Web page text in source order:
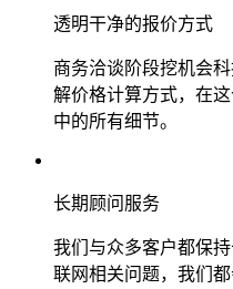
透明干净的报价方式
商务洽谈阶段挖机会
解价格计算方式，在
中的所有细节。
长期顾问服务
我们与众多客户都保
联网相关问题，我们